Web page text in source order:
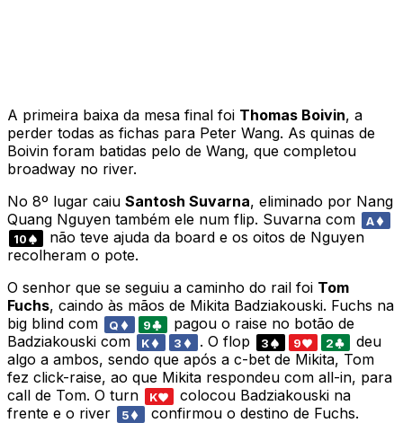
A primeira baixa da mesa final foi Thomas Boivin, a
perder todas as fichas para Peter Wang. As quinas de
Boivin foram batidas pelo de Wang, que completou
broadway no river.
No 8º lugar caiu Santosh Suvarna, eliminado por Nang
Quang Nguyen também ele num flip. Suvarna com
A
10
não teve ajuda da board e os oitos de Nguyen
recolheram o pote.
O senhor que se seguiu a caminho do rail foi Tom
Fuchs, caindo às mãos de Mikita Badziakouski. Fuchs na
big blind com
Q 9
pagou o raise no botão de
Badziakouski com
K 3 . O flop 3 9 2
deu
algo a ambos, sendo que após a c-bet de Mikita, Tom
fez click-raise, ao que Mikita respondeu com all-in, para
call de Tom. O turn
K
colocou Badziakouski na
frente e o river
5
confirmou o destino de Fuchs.